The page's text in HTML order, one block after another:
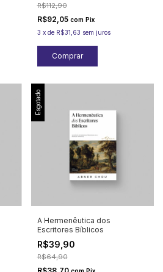
R$112,90
R$92,05 com Pix
3 x de R$31,63 sem juros
Esgotado
A Hermenêutica dos
Escritores Bíblicos
R$39,90
R$64,90